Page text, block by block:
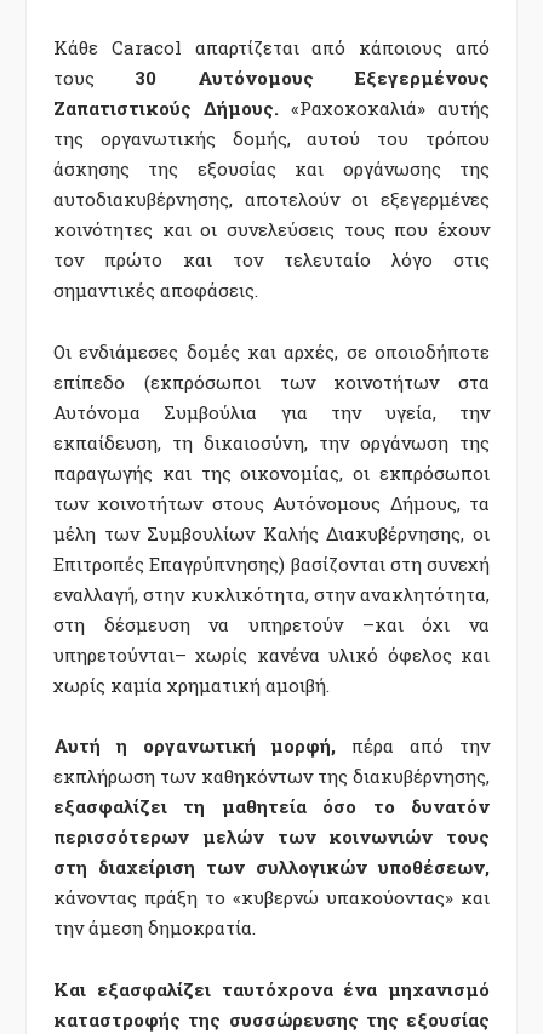
Κάθε Caracol απαρτίζεται από κάποιους από
τους 30 Αυτόνομους Εξεγερμένους
Ζαπατιστικούς Δήμους. «Ραχοκοκαλιά» αυτής
της οργανωτικής δομής, αυτού του τρόπου
άσκησης της εξουσίας και οργάνωσης της
αυτοδιακυβέρνησης, αποτελούν οι εξεγερμένες
κοινότητες και οι συνελεύσεις τους που έχουν
τον πρώτο και τον τελευταίο λόγο στις
σημαντικές αποφάσεις.
Οι ενδιάμεσες δομές και αρχές, σε οποιοδήποτε
επίπεδο (εκπρόσωποι των κοινοτήτων στα
Αυτόνομα Συμβούλια για την υγεία, την
εκπαίδευση, τη δικαιοσύνη, την οργάνωση της
παραγωγής και της οικονομίας, οι εκπρόσωποι
των κοινοτήτων στους Αυτόνομους Δήμους, τα
μέλη των Συμβουλίων Καλής Διακυβέρνησης, οι
Επιτροπές Επαγρύπνησης) βασίζονται στη συνεχή
εναλλαγή, στην κυκλικότητα, στην ανακλητότητα,
στη δέσμευση να υπηρετούν –και όχι να
υπηρετούνται– χωρίς κανένα υλικό όφελος και
χωρίς καμία χρηματική αμοιβή.
Αυτή η οργανωτική μορφή, πέρα από την
εκπλήρωση των καθηκόντων της διακυβέρνησης,
εξασφαλίζει τη μαθητεία όσο το δυνατόν
περισσότερων μελών των κοινωνιών τους
στη διαχείριση των συλλογικών υποθέσεων,
κάνοντας πράξη το «κυβερνώ υπακούοντας» και
την άμεση δημοκρατία.
Και εξασφαλίζει ταυτόχρονα ένα μηχανισμό
καταστροφής της συσσώρευσης της εξουσίας